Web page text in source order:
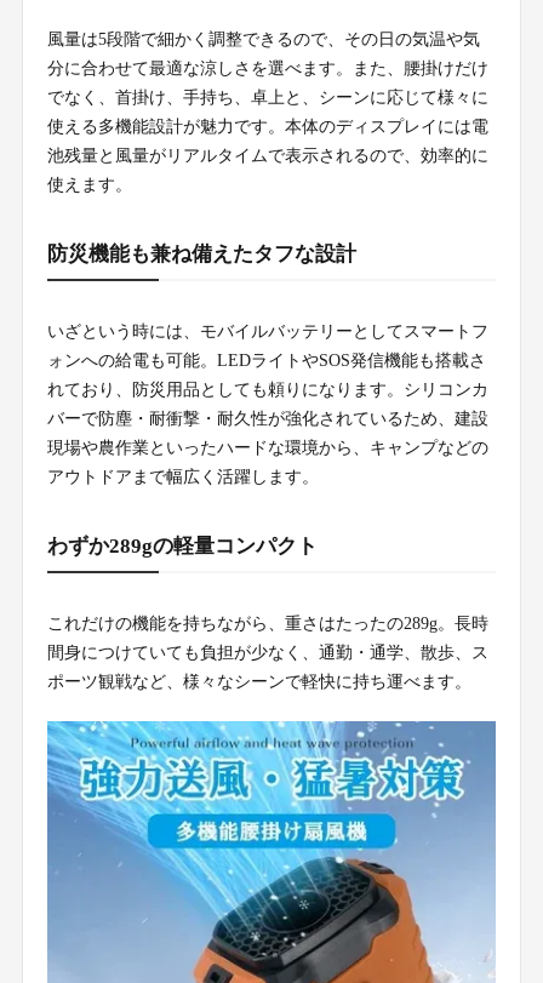
風量は5段階で細かく調整できるので、その日の気温や気
分に合わせて最適な涼しさを選べます。また、腰掛けだけ
でなく、首掛け、手持ち、卓上と、シーンに応じて様々に
使える多機能設計が魅力です。本体のディスプレイには電
池残量と風量がリアルタイムで表示されるので、効率的に
使えます。
防災機能も兼ね備えたタフな設計
いざという時には、モバイルバッテリーとしてスマートフ
ォンへの給電も可能。LEDライトやSOS発信機能も搭載さ
れており、防災用品としても頼りになります。シリコンカ
バーで防塵・耐衝撃・耐久性が強化されているため、建設
現場や農作業といったハードな環境から、キャンプなどの
アウトドアまで幅広く活躍します。
わずか289gの軽量コンパクト
これだけの機能を持ちながら、重さはたったの289g。長時
間身につけていても負担が少なく、通勤・通学、散歩、ス
ポーツ観戦など、様々なシーンで軽快に持ち運べます。